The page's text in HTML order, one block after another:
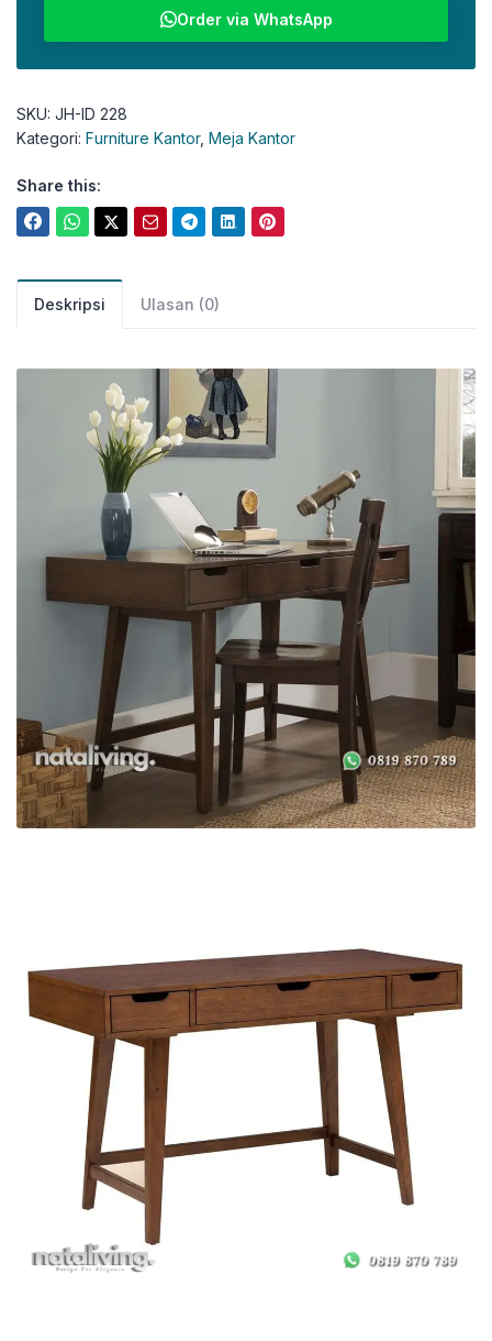
Order via WhatsApp
SKU: JH-ID 228
Kategori: Furniture Kantor, Meja Kantor
Share this:
Deskripsi Ulasan (0)